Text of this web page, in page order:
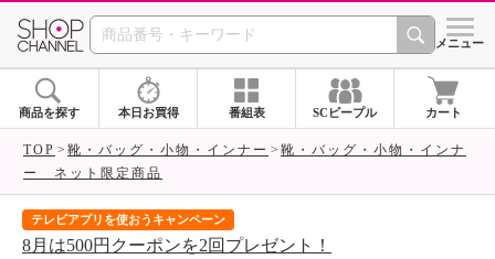
SHOP CHANNEL シメニュー
商品を探す 本日お買得 番組表 SCピープル カート
TOP 靴・バッグ・小物・インナー
靴・バッグ・小物・インナ
ー ネット限定商品
テレビアプリを使おうキャンペーン
8月は500円クーポンを2回プレゼント！